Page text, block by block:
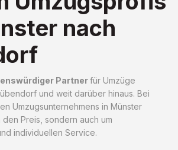
nach
Partnerfür Umzüge
und weit darüber hinaus. Bei
Umzugsunternehmens in Münster
Preis, sondern auch um
individuellen Service.